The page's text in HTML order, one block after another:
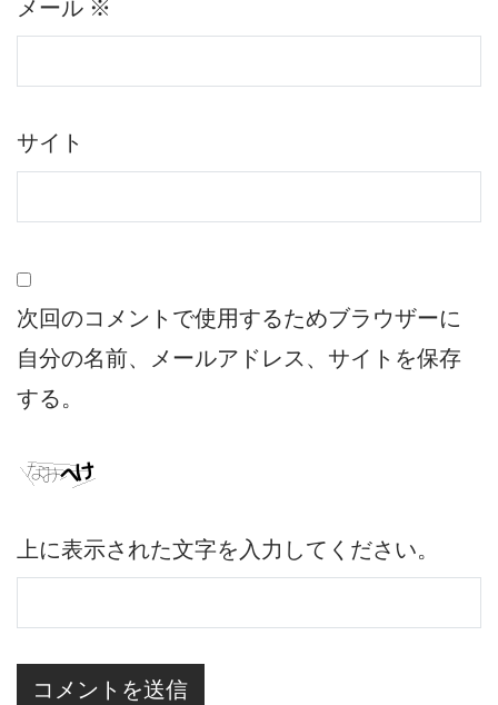
メール ※
サイト
次回のコメントで使用するためブラウザーに
自分の名前、メールアドレス、サイトを保存
する。
上に表示された文字を入力してください。